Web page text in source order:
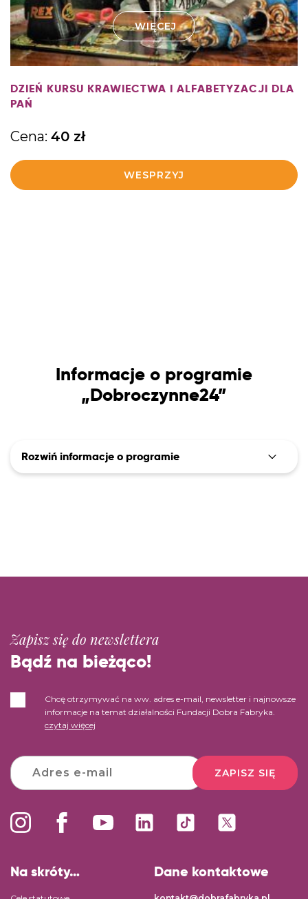
WIĘCEJ
DZIEŃ KURSU KRAWIECTWA I ALFABETYZACJI DLA
PAŃ
Cena: 40 zł
WESPRZYJ
Informacje o programie
„Dobroczynne24”
Rozwiń informacje o programie
Zapisz się do newslettera
Bądź na bieżąco!
Chcę otrzymywać na ww. adres e-mail, newsletter i najnowsze
informacje na temat działalności Fundacji Dobra Fabryka.
czytaj więcej
ZAPISZ SIĘ
Na skróty… Dane kontaktowe